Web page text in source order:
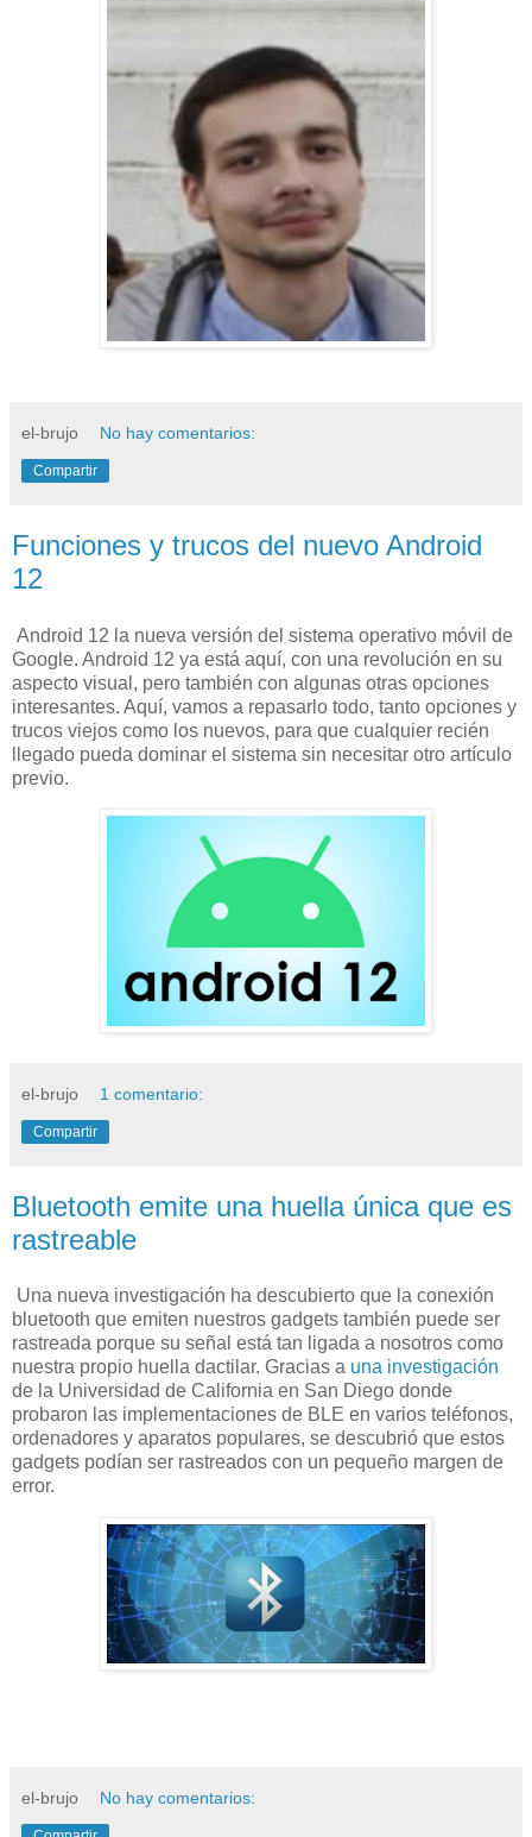
el-brujo No hay comentarios:
Compartir
Funciones y trucos del nuevo Android
12
Android 12 la nueva versión del sistema operativo móvil de
Google. Android 12 ya está aquí, con una revolución en su
aspecto visual, pero también con algunas otras opciones
interesantes. Aquí, vamos a repasarlo todo, tanto opciones y
trucos viejos como los nuevos, para que cualquier recién
llegado pueda dominar el sistema sin necesitar otro artículo
previo.
el-brujo 1 comentario:
Compartir
Bluetooth emite una huella única que es
rastreable
Una nueva investigación ha descubierto que la conexión
bluetooth que emiten nuestros gadgets también puede ser
rastreada porque su señal está tan ligada a nosotros como
nuestra propio huella dactilar. Gracias a una investigación
de la Universidad de California en San Diego donde
probaron las implementaciones de BLE en varios teléfonos,
ordenadores y aparatos populares, se descubrió que estos
gadgets podían ser rastreados con un pequeño margen de
error.
el-brujo No hay comentarios: